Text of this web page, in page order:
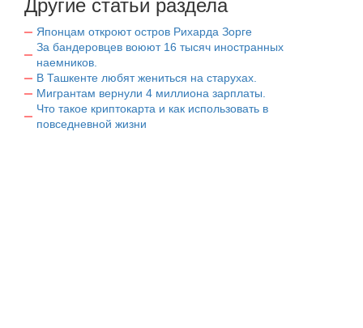
Другие статьи раздела
Японцам откроют остров Рихарда Зорге
За бандеровцев воюют 16 тысяч иностранных
наемников.
В Ташкенте любят жениться на старухах.
Мигрантам вернули 4 миллиона зарплаты.
Что такое криптокарта и как использовать в
повседневной жизни